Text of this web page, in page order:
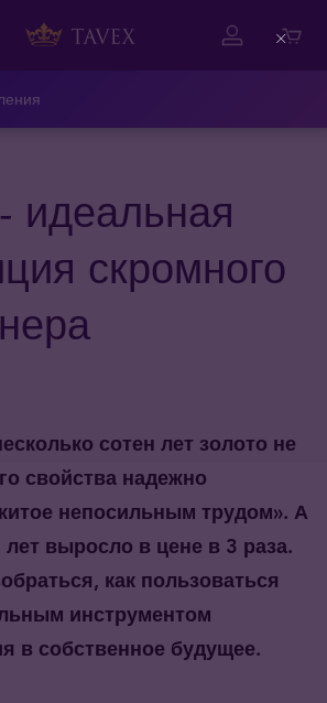
идеальная
скромного
сотен лет золото не
свойства надежно
непосильным трудом». А
лет выросло в цене в 3 раза.
как пользоваться
инструментом
в собственное будущее.
Close